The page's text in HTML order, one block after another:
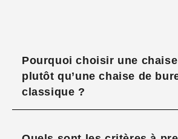
Pourquoi choisir une
plutôt qu’une chaise de
classique ?